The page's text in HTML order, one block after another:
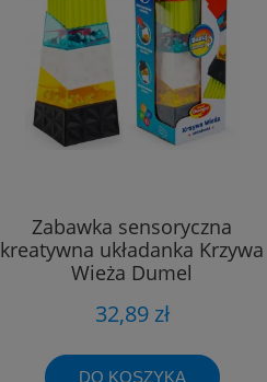
Zabawka sensoryczna
kreatywna układanka Krzywa
Wieża Dumel
32,89 zł
DO KOSZYKA